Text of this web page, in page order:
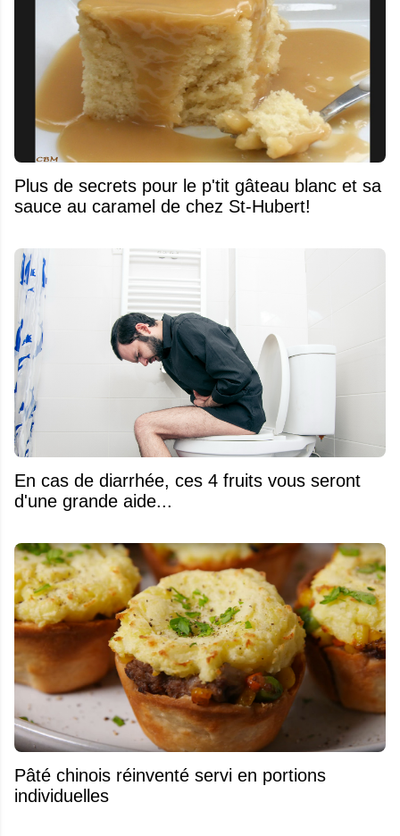
Plus de secrets pour le p'tit gâteau blanc et sa
sauce au caramel de chez St-Hubert!
En cas de diarrhée, ces 4 fruits vous seront
d'une grande aide...
Pâté chinois réinventé servi en portions
individuelles